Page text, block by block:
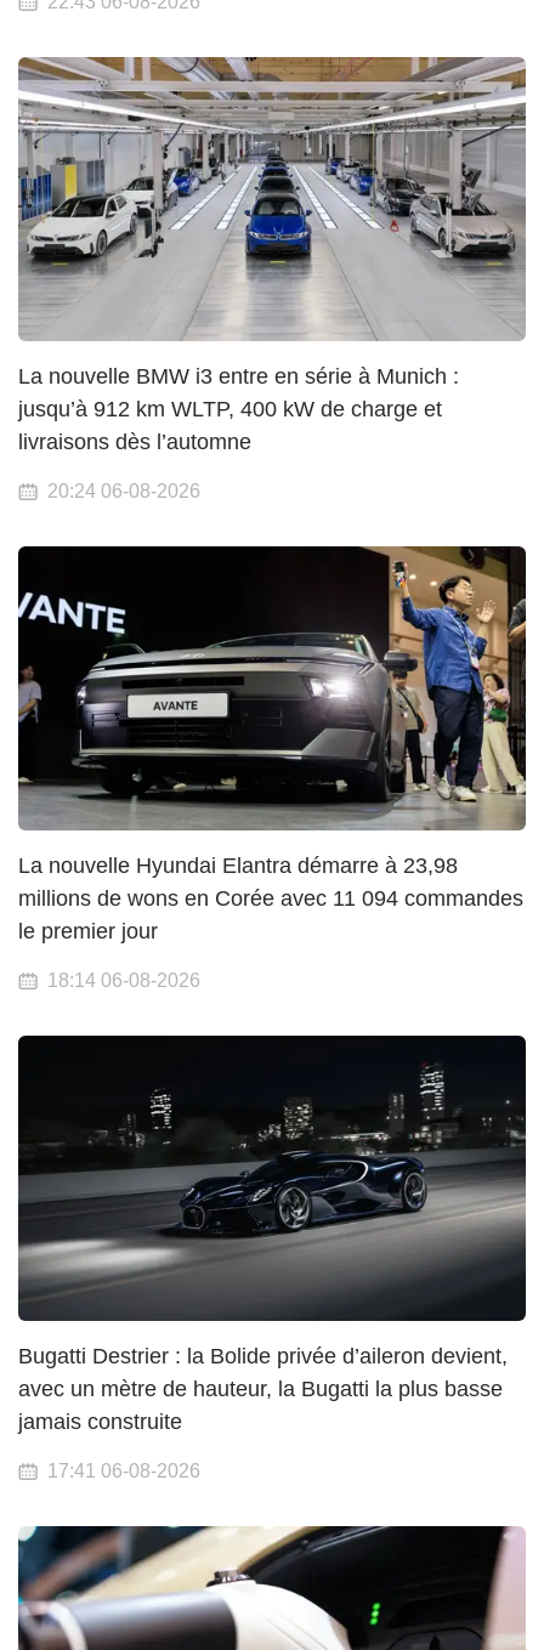
La nouvelle BMW i3 entre en série à Munich :
jusqu’à 912 km WLTP, 400 kW de charge et
livraisons dès l’automne
20:24 06-08-2026
La nouvelle Hyundai Elantra démarre à 23,98
millions de wons en Corée avec 11 094 commandes
le premier jour
18:14 06-08-2026
Bugatti Destrier : la Bolide privée d’aileron devient,
avec un mètre de hauteur, la Bugatti la plus basse
jamais construite
17:41 06-08-2026